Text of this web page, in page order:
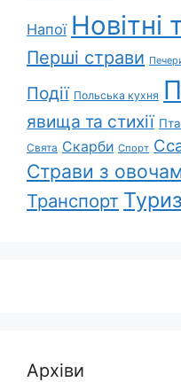
Напої Новітні
Перші страви
Події Польська кухня
явища та стихії
Свята Скарби Спорт
Страви з
Транспорт
Архіви